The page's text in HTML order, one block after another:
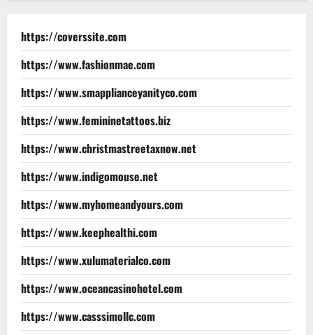
https://coverssite.com
https://www.fashionmae.com
https://www.smapplianceyanityco.com
https://www.femininetattoos.biz
https://www.christmastreetaxnow.net
https://www.indigomouse.net
https://www.myhomeandyours.com
https://www.keephealthi.com
https://www.xulumaterialco.com
https://www.oceancasinohotel.com
https://www.casssimollc.com